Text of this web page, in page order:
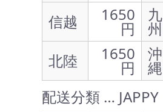
信越
1650
円
九
州
北陸
1650
円
沖
縄
配送分類 … JAPPY